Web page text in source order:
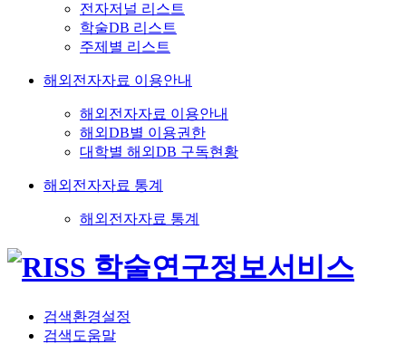
전자저널 리스트
학술DB 리스트
주제별 리스트
해외전자자료 이용안내
해외전자자료 이용안내
해외DB별 이용권한
대학별 해외DB 구독현황
해외전자자료 통계
해외전자자료 통계
검색환경설정
검색도움말